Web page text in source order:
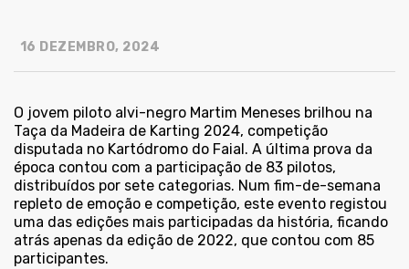
16 DEZEMBRO, 2024
O jovem piloto alvi-negro Martim Meneses brilhou na
Taça da Madeira de Karting 2024, competição
disputada no Kartódromo do Faial. A última prova da
época contou com a participação de 83 pilotos,
distribuídos por sete categorias. Num fim-de-semana
repleto de emoção e competição, este evento registou
uma das edições mais participadas da história, ficando
atrás apenas da edição de 2022, que contou com 85
participantes.